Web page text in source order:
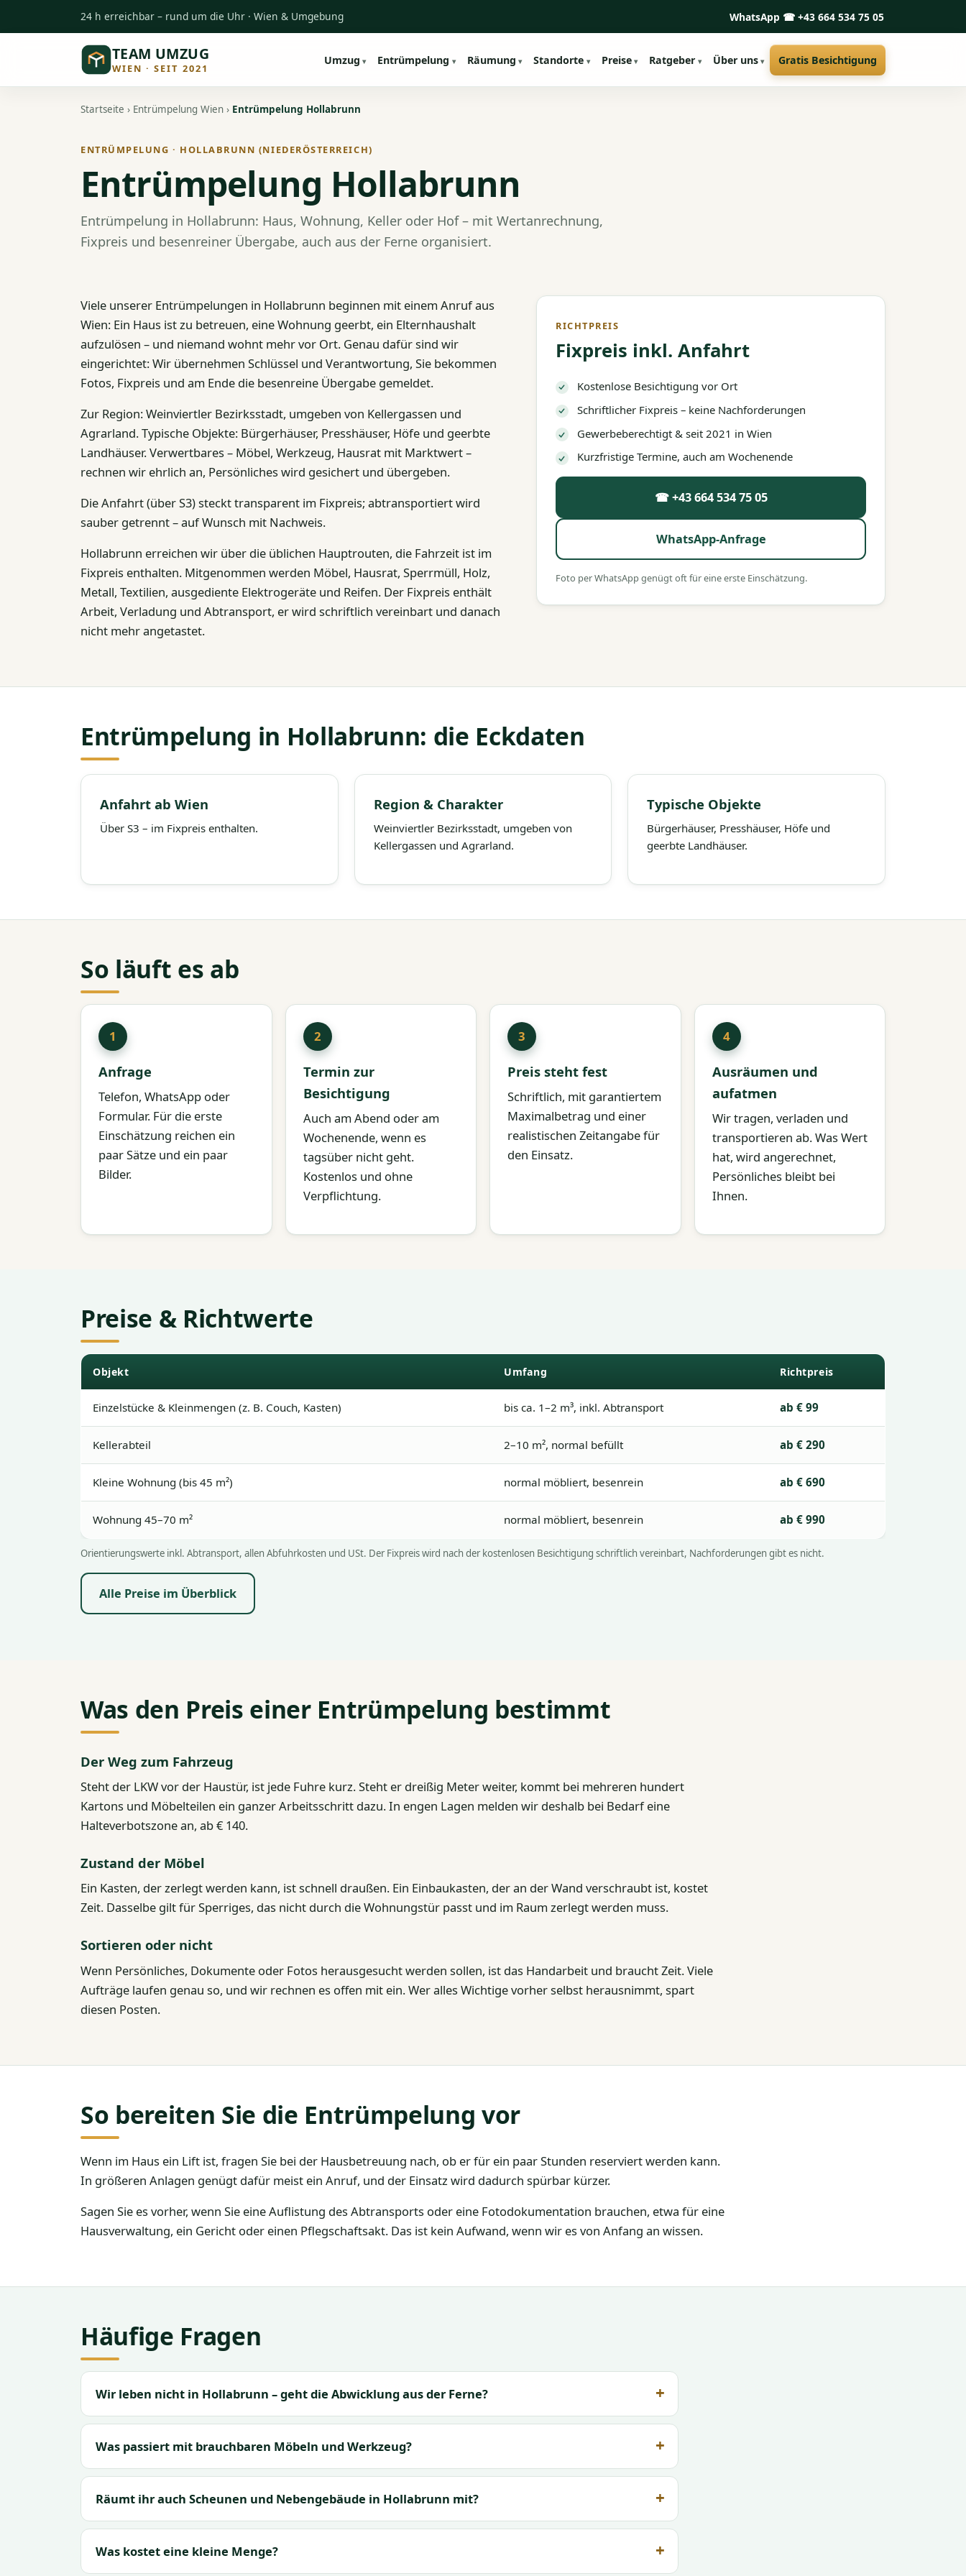
24 h erreichbar – rund um die Uhr · Wien & Umgebung WhatsApp ☎ +43 664 534 75 05
TEAM UMZUG
WIEN · SEIT 2021
Umzug Entrümpelung Räumung Standorte Preise Ratgeber Über uns Gratis Besichtigung
Startseite › Entrümpelung Wien › Entrümpelung Hollabrunn
ENTRÜMPELUNG · HOLLABRUNN (NIEDERÖSTERREICH)
Entrümpelung Hollabrunn
Entrümpelung in Hollabrunn: Haus, Wohnung, Keller oder Hof – mit Wertanrechnung,
Fixpreis und besenreiner Übergabe, auch aus der Ferne organisiert.
Viele unserer Entrümpelungen in Hollabrunn beginnen mit einem Anruf aus
Wien: Ein Haus ist zu betreuen, eine Wohnung geerbt, ein Elternhaushalt
aufzulösen – und niemand wohnt mehr vor Ort. Genau dafür sind wir
eingerichtet: Wir übernehmen Schlüssel und Verantwortung, Sie bekommen
Fotos, Fixpreis und am Ende die besenreine Übergabe gemeldet.
Zur Region: Weinviertler Bezirksstadt, umgeben von Kellergassen und
Agrarland. Typische Objekte: Bürgerhäuser, Presshäuser, Höfe und geerbte
Landhäuser. Verwertbares – Möbel, Werkzeug, Hausrat mit Marktwert –
rechnen wir ehrlich an, Persönliches wird gesichert und übergeben.
Die Anfahrt (über S3) steckt transparent im Fixpreis; abtransportiert wird
sauber getrennt – auf Wunsch mit Nachweis.
Hollabrunn erreichen wir über die üblichen Hauptrouten, die Fahrzeit ist im
Fixpreis enthalten. Mitgenommen werden Möbel, Hausrat, Sperrmüll, Holz,
Metall, Textilien, ausgediente Elektrogeräte und Reifen. Der Fixpreis enthält
Arbeit, Verladung und Abtransport, er wird schriftlich vereinbart und danach
nicht mehr angetastet.
RICHTPREIS
Fixpreis inkl. Anfahrt
Kostenlose Besichtigung vor Ort
Schriftlicher Fixpreis – keine Nachforderungen
Gewerbeberechtigt & seit 2021 in Wien
Kurzfristige Termine, auch am Wochenende
☎ +43 664 534 75 05
WhatsApp-Anfrage
Foto per WhatsApp genügt oft für eine erste Einschätzung.
Entrümpelung in Hollabrunn: die Eckdaten
Anfahrt ab Wien
Über S3 – im Fixpreis enthalten.
Region & Charakter
Weinviertler Bezirksstadt, umgeben von
Kellergassen und Agrarland.
Typische Objekte
Bürgerhäuser, Presshäuser, Höfe und
geerbte Landhäuser.
So läuft es ab
Anfrage
Telefon, WhatsApp oder
Formular. Für die erste
Einschätzung reichen ein
paar Sätze und ein paar
Bilder.
Termin zur
Besichtigung
Auch am Abend oder am
Wochenende, wenn es
tagsüber nicht geht.
Kostenlos und ohne
Verpflichtung.
Preis steht fest
Schriftlich, mit garantiertem
Maximalbetrag und einer
realistischen Zeitangabe für
den Einsatz.
Ausräumen und
aufatmen
Wir tragen, verladen und
transportieren ab. Was Wert
hat, wird angerechnet,
Persönliches bleibt bei
Ihnen.
Preise & Richtwerte
Objekt Umfang Richtpreis
Einzelstücke & Kleinmengen (z. B. Couch, Kasten) bis ca. 1–2 m³, inkl. Abtransport ab € 99
Kellerabteil 2–10 m², normal befüllt ab € 290
Kleine Wohnung (bis 45 m²) normal möbliert, besenrein ab € 690
Wohnung 45–70 m² normal möbliert, besenrein ab € 990
Orientierungswerte inkl. Abtransport, allen Abfuhrkosten und USt. Der Fixpreis wird nach der kostenlosen Besichtigung schriftlich vereinbart, Nachforderungen gibt es nicht.
Alle Preise im Überblick
Was den Preis einer Entrümpelung bestimmt
Der Weg zum Fahrzeug
Steht der LKW vor der Haustür, ist jede Fuhre kurz. Steht er dreißig Meter weiter, kommt bei mehreren hundert
Kartons und Möbelteilen ein ganzer Arbeitsschritt dazu. In engen Lagen melden wir deshalb bei Bedarf eine
Halteverbotszone an, ab € 140.
Zustand der Möbel
Ein Kasten, der zerlegt werden kann, ist schnell draußen. Ein Einbaukasten, der an der Wand verschraubt ist, kostet
Zeit. Dasselbe gilt für Sperriges, das nicht durch die Wohnungstür passt und im Raum zerlegt werden muss.
Sortieren oder nicht
Wenn Persönliches, Dokumente oder Fotos herausgesucht werden sollen, ist das Handarbeit und braucht Zeit. Viele
Aufträge laufen genau so, und wir rechnen es offen mit ein. Wer alles Wichtige vorher selbst herausnimmt, spart
diesen Posten.
So bereiten Sie die Entrümpelung vor
Wenn im Haus ein Lift ist, fragen Sie bei der Hausbetreuung nach, ob er für ein paar Stunden reserviert werden kann.
In größeren Anlagen genügt dafür meist ein Anruf, und der Einsatz wird dadurch spürbar kürzer.
Sagen Sie es vorher, wenn Sie eine Auflistung des Abtransports oder eine Fotodokumentation brauchen, etwa für eine
Hausverwaltung, ein Gericht oder einen Pflegschaftsakt. Das ist kein Aufwand, wenn wir es von Anfang an wissen.
Häufige Fragen
Wir leben nicht in Hollabrunn – geht die Abwicklung aus der Ferne?
Was passiert mit brauchbaren Möbeln und Werkzeug?
Räumt ihr auch Scheunen und Nebengebäude in Hollabrunn mit?
Was kostet eine kleine Menge?